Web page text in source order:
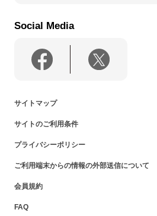
Social Media
サイトマップ
サイトのご利用条件
プライバシーポリシー
ご利用端末からの情報の外部送信について
会員規約
FAQ